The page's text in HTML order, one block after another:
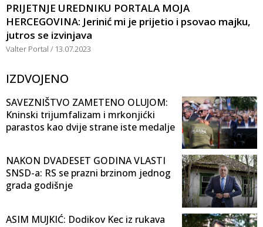
PRIJETNJE UREDNIKU PORTALA MOJA
HERCEGOVINA: Jerinić mi je prijetio i psovao majku,
jutros se izvinjava
Valter Portal 13.07.2023
IZDVOJENO
SAVEZNIŠTVO ZAMETENO OLUJOM:
Kninski trijumfalizam i mrkonjićki
parastos kao dvije strane iste medalje
NAKON DVADESET GODINA VLASTI
SNSD-a: RS se prazni brzinom jednog
grada godišnje
ASIM MUJKIĆ: Dodikov Kec iz rukava